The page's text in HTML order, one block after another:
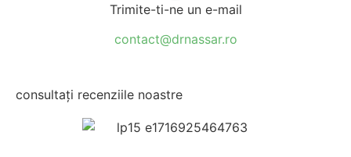
Trimite-ti-ne un e-mail
contact@drnassar.ro
consultați recenziile noastre